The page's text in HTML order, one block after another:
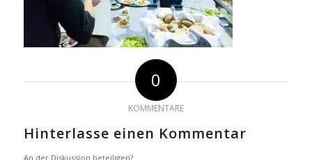
0
KOMMENTARE
Hinterlasse einen Kommentar
An der Diskussion beteiligen?